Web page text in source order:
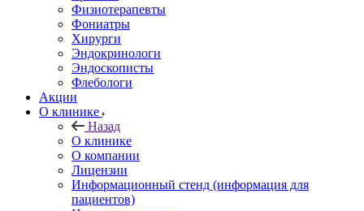
Физиотерапевты
Фониатры
Хирурги
Эндокринологи
Эндоскописты
Флебологи
Акции
О клинике
Назад
О клинике
О компании
Лицензии
Информационный стенд (информация для
пациентов)